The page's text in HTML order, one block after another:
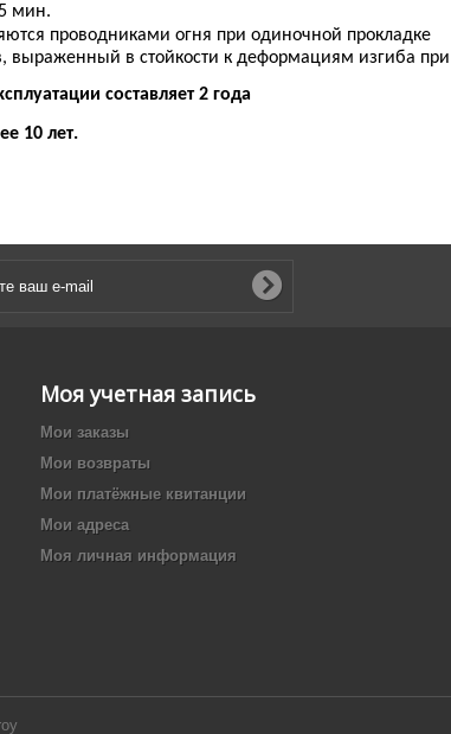
мин.
проводниками огня при одиночной прокладке
выраженный в стойкости к деформациям изгиба
составляет 2 года
10 лет.
Моя учетная запись
Мои заказы
Мои возвраты
Мои платёжные квитанции
Мои адреса
Моя личная информация